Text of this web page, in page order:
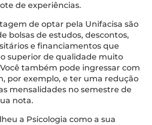
de experiências.
de optar pela Unifacisa são
bolsas de estudos, descontos,
e financiamentos que
superior de qualidade muito
também pode ingressar com
por exemplo, e ter uma redução
mensalidades no semestre de
nota.
a Psicologia como a sua